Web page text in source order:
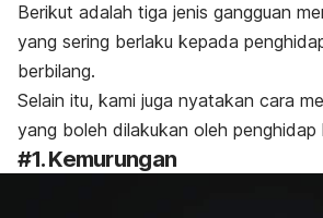
Berikut adalah tiga jenis gangguan
yang sering berlaku kepada
berbilang.
Selain itu, kami juga nyatakan cara
yang boleh dilakukan oleh penghidap
#1. Kemurungan